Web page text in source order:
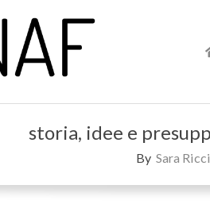
storia, idee e
By Sara